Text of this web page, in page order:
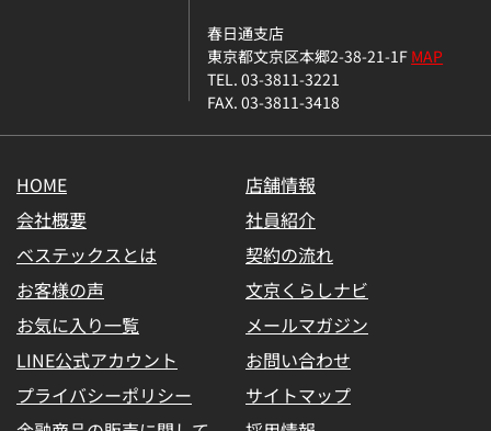
春日通支店
東京都文京区本郷2-38-21-1FMAP
TEL. 03-3811-3221
FAX. 03-3811-3418
HOME
店舗情報
会社概要
社員紹介
ベステックスとは
契約の流れ
お客様の声
文京くらしナビ
お気に入り一覧
メールマガジン
LINE公式アカウント
お問い合わせ
プライバシーポリシー
サイトマップ